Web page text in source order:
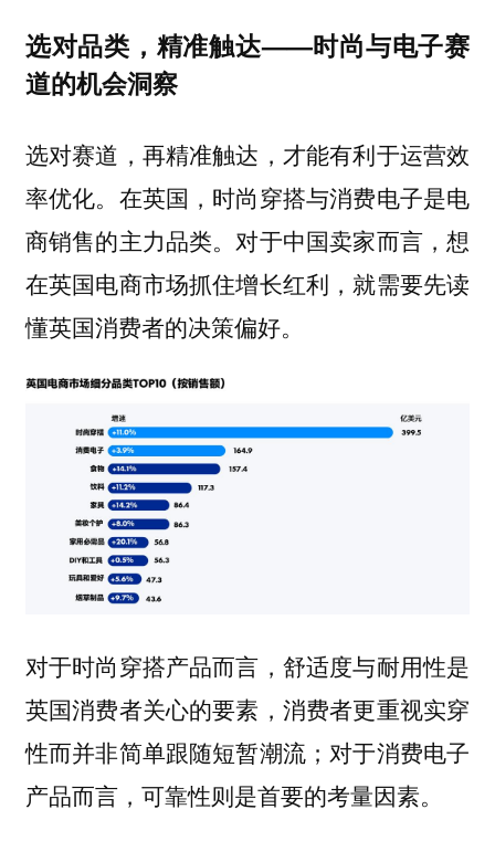
选对品类，精准触达——时尚与电子赛
道的机会洞察
选对赛道，再精准触达，才能有利于运营效
率优化。在英国，时尚穿搭与消费电子是电
商销售的主力品类。对于中国卖家而言，想
在英国电商市场抓住增长红利，就需要先读
懂英国消费者的决策偏好。
对于时尚穿搭产品而言，舒适度与耐用性是
英国消费者关心的要素，消费者更重视实穿
性而并非简单跟随短暂潮流；对于消费电子
产品而言，可靠性则是首要的考量因素。